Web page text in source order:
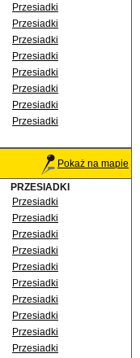
Przesiadki
Przesiadki
Przesiadki
Przesiadki
Przesiadki
Przesiadki
Przesiadki
Przesiadki
Pokaż na mapie
PRZESIADKI
Przesiadki
Przesiadki
Przesiadki
Przesiadki
Przesiadki
Przesiadki
Przesiadki
Przesiadki
Przesiadki
Przesiadki